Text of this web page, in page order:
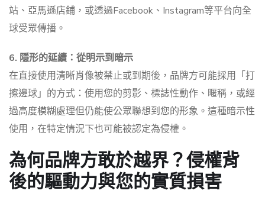
站、亞馬遜店鋪，或透過Facebook、Instagram等平台向全
球受眾傳播。
6. 隱形的延續：從明示到暗示
在直接使用清晰肖像被禁止或到期後，品牌方可能採用「打
擦邊球」的方式：使用您的剪影、標誌性動作、暱稱，或經
過高度模糊處理但仍能使公眾聯想到您的形象。這種暗示性
使用，在特定情況下也可能被認定為侵權。
為何品牌方敢於越界？侵權背
後的驅動力與您的實質損害